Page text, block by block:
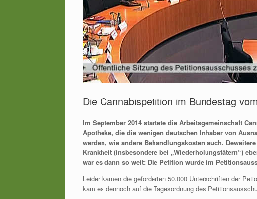
Die Cannabispetition im Bundestag
Im September 2014 startete die Arbeitsgemeinschaft
Apotheke, die die wenigen deutschen Inhaber von
werden, wie andere Behandlungskosten auch.
Krankheit (insbesondere bei „Wiederholungstätern“)
war es dann so weit: Die Petition wurde im
Leider kamen die geforderten 50.000 Unterschriften der
kam es dennoch auf die Tagesordnung des